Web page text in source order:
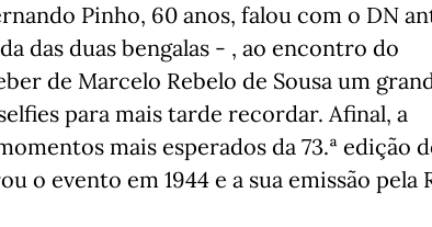
Pinho, 60 anos, falou com o DN
das duas bengalas - , ao encontro do
de Marcelo Rebelo de Sousa um
para mais tarde recordar. Afinal, a
mais esperados da 73.ª edição
o evento em 1944 e a sua emissão pela